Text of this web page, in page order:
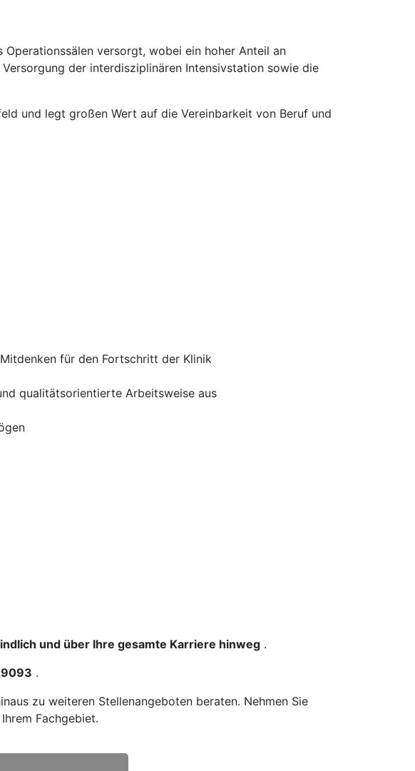
versorgt, wobei ein hoher Anteil an
der interdisziplinären Intensivstation sowie die
und legt großen Wert auf die Vereinbarkeit von Beruf und
für den Fortschritt der Klinik
qualitätsorientierte Arbeitsweise aus
und über Ihre gesamte Karriere hinweg .
.
zu weiteren Stellenangeboten beraten. Nehmen Sie
Fachgebiet.